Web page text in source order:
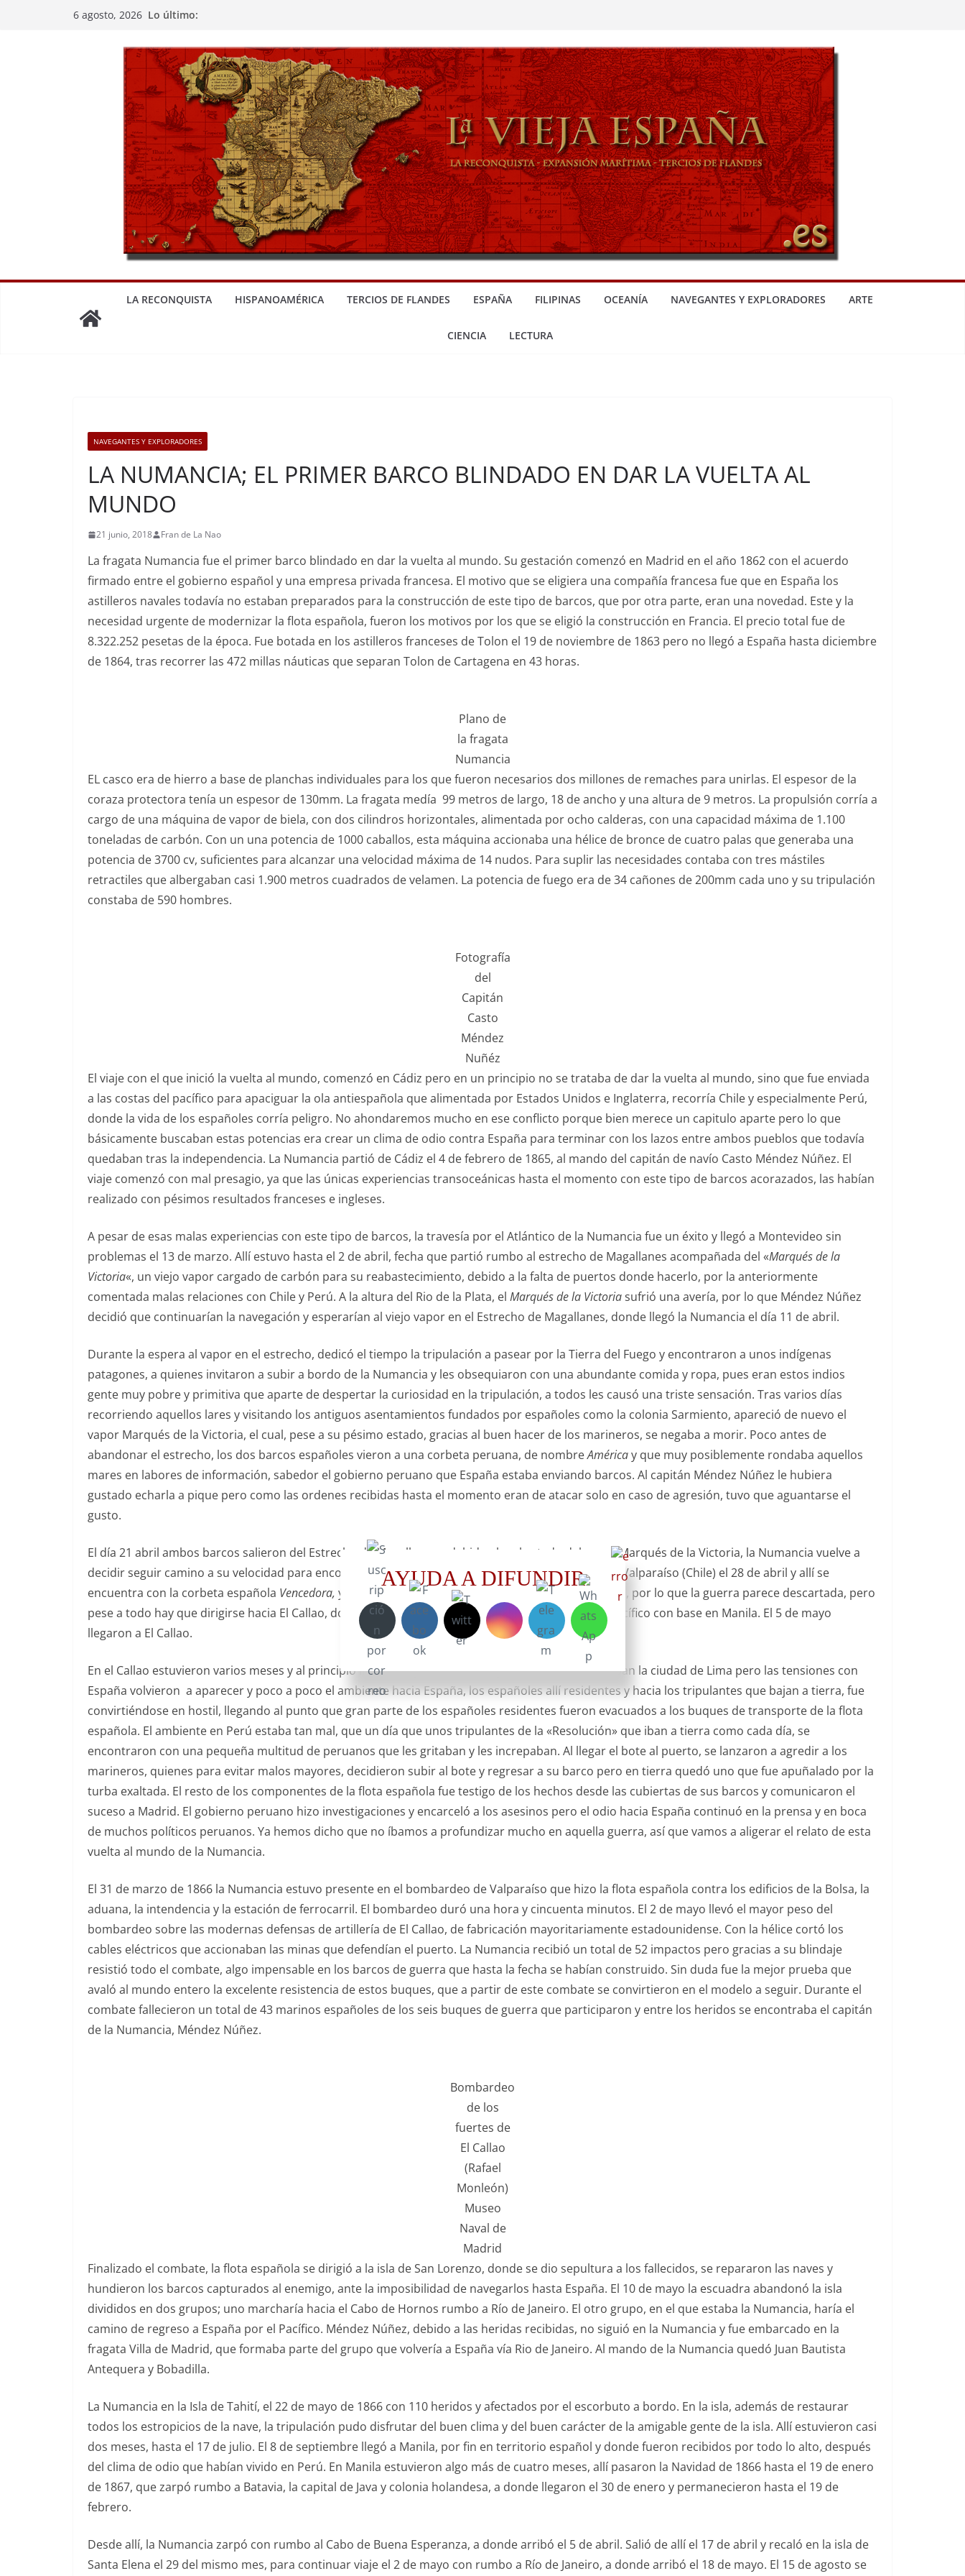
6 agosto, 2026 Lo último:
LA RECONQUISTA HISPANOAMÉRICA TERCIOS DE FLANDES ESPAÑA FILIPINAS OCEANÍA NAVEGANTES Y EXPLORADORES ARTE
CIENCIA LECTURA
NAVEGANTES Y EXPLORADORES
LA NUMANCIA; EL PRIMER BARCO BLINDADO EN DAR LA VUELTA AL
MUNDO
21 junio, 2018 Fran de La Nao
La fragata Numancia fue el primer barco blindado en dar la vuelta al mundo. Su gestación comenzó en Madrid en el año 1862 con el acuerdo
firmado entre el gobierno español y una empresa privada francesa. El motivo que se eligiera una compañía francesa fue que en España los
astilleros navales todavía no estaban preparados para la construcción de este tipo de barcos, que por otra parte, eran una novedad. Este y la
necesidad urgente de modernizar la flota española, fueron los motivos por los que se eligió la construcción en Francia. El precio total fue de
8.322.252 pesetas de la época. Fue botada en los astilleros franceses de Tolon el 19 de noviembre de 1863 pero no llegó a España hasta diciembre
de 1864, tras recorrer las 472 millas náuticas que separan Tolon de Cartagena en 43 horas.
Plano de
la fragata
Numancia
EL casco era de hierro a base de planchas individuales para los que fueron necesarios dos millones de remaches para unirlas. El espesor de la
coraza protectora tenía un espesor de 130mm. La fragata medía 99 metros de largo, 18 de ancho y una altura de 9 metros. La propulsión corría a
cargo de una máquina de vapor de biela, con dos cilindros horizontales, alimentada por ocho calderas, con una capacidad máxima de 1.100
toneladas de carbón. Con un una potencia de 1000 caballos, esta máquina accionaba una hélice de bronce de cuatro palas​ que generaba una
potencia de 3700 cv, suficientes para alcanzar una velocidad máxima de 14 nudos. Para suplir las necesidades contaba con tres mástiles
retractiles que albergaban casi 1.900 metros cuadrados de velamen. La potencia de fuego era de 34 cañones de 200mm cada uno y su tripulación
constaba de 590 hombres.
Fotografía
del
Capitán
Casto
Méndez
Nuñéz
El viaje con el que inició la vuelta al mundo, comenzó en Cádiz pero en un principio no se trataba de dar la vuelta al mundo, sino que fue enviada
a las costas del pacífico para apaciguar la ola antiespañola que alimentada por Estados Unidos e Inglaterra, recorría Chile y especialmente Perú,
donde la vida de los españoles corría peligro. No ahondaremos mucho en ese conflicto porque bien merece un capitulo aparte pero lo que
básicamente buscaban estas potencias era crear un clima de odio contra España para terminar con los lazos entre ambos pueblos que todavía
quedaban tras la independencia. La Numancia partió de Cádiz el 4 de febrero de 1865, al mando del capitán de navío Casto Méndez Núñez. El
viaje comenzó con mal presagio, ya que las únicas experiencias transoceánicas hasta el momento con este tipo de barcos acorazados, las habían
realizado con pésimos resultados franceses e ingleses.
A pesar de esas malas experiencias con este tipo de barcos, la travesía por el Atlántico de la Numancia fue un éxito y llegó a Montevideo sin
problemas el 13 de marzo. Allí estuvo hasta el 2 de abril, fecha que partió rumbo al estrecho de Magallanes acompañada del «Marqués de la
Victoria«, un viejo vapor cargado de carbón para su reabastecimiento, debido a la falta de puertos donde hacerlo, por la anteriormente
comentada malas relaciones con Chile y Perú. A la altura del Rio de la Plata, el Marqués de la Victoriasufrió una avería, por lo que Méndez Núñez
decidió que continuarían la navegación y esperarían al viejo vapor en el Estrecho de Magallanes, donde llegó la Numancia el día 11 de abril.
Durante la espera al vapor en el estrecho, dedicó el tiempo la tripulación a pasear por la Tierra del Fuego y encontraron a unos indígenas
patagones, a quienes invitaron a subir a bordo de la Numancia y les obsequiaron con una abundante comida y ropa, pues eran estos indios
gente muy pobre y primitiva que aparte de despertar la curiosidad en la tripulación, a todos les causó una triste sensación. Tras varios días
recorriendo aquellos lares y visitando los antiguos asentamientos fundados por españoles como la colonia Sarmiento, apareció de nuevo el
vapor Marqués de la Victoria, el cual, pese a su pésimo estado, gracias al buen hacer de los marineros, se negaba a morir. Poco antes de
abandonar el estrecho, los dos barcos españoles vieron a una corbeta peruana, de nombreAméricay que muy posiblemente rondaba aquellos
mares en labores de información, sabedor el gobierno peruano que España estaba enviando barcos. Al capitán Méndez Núñez le hubiera
gustado echarla a pique pero como las ordenes recibidas hasta el momento eran de atacar solo en caso de agresión, tuvo que aguantarse el
gusto.
El día 21 abril ambos barcos salieron del Estrecho de Magallanes y debido al mal estado del vapor Marqués de la Victoria, la Numancia vuelve a
decidir seguir camino a su velocidad para encontrarse más tarde en El Callao. La Numancia llegó a Valparaíso (Chile) el 28 de abril y allí se
encuentra con la corbeta española Vencedora, y les cuentan que se va a firmar un acuerdo con Perú, por lo que la guerra parece descartada, pero
pese a todo hay que dirigirse hacia El Callao, donde está fondeada parte de la flota española del Pacífico con base en Manila. El 5 de mayo
llegaron a El Callao.
En el Callao estuvieron varios meses y al principio incluso bajaban a puerto y los tripulantes visitaban la ciudad de Lima pero las tensiones con
España volvieron a aparecer y poco a poco el ambiente hacia España, los españoles allí residentes y hacia los tripulantes que bajan a tierra, fue
convirtiéndose en hostil, llegando al punto que gran parte de los españoles residentes fueron evacuados a los buques de transporte de la flota
española. El ambiente en Perú estaba tan mal, que un día que unos tripulantes de la «Resolución» que iban a tierra como cada día, se
encontraron con una pequeña multitud de peruanos que les gritaban y les increpaban. Al llegar el bote al puerto, se lanzaron a agredir a los
marineros, quienes para evitar malos mayores, decidieron subir al bote y regresar a su barco pero en tierra quedó uno que fue apuñalado por la
turba exaltada. El resto de los componentes de la flota española fue testigo de los hechos desde las cubiertas de sus barcos y comunicaron el
suceso a Madrid. El gobierno peruano hizo investigaciones y encarceló a los asesinos pero el odio hacia España continuó en la prensa y en boca
de muchos políticos peruanos. Ya hemos dicho que no íbamos a profundizar mucho en aquella guerra, así que vamos a aligerar el relato de esta
vuelta al mundo de la Numancia.
El 31 de marzo de 1866 la Numancia estuvo presente en el bombardeo de Valparaíso que hizo la flota española contra los edificios de la Bolsa, la
aduana, la intendencia y la estación de ferrocarril. El bombardeo duró una hora y cincuenta minutos. El 2 de mayo llevó el mayor peso del
bombardeo sobre las modernas defensas de artillería de El Callao, de fabricación mayoritariamente estadounidense. Con la hélice cortó los
cables eléctricos que accionaban las minas que defendían el puerto. La Numancia recibió un total de 52 impactos pero gracias a su blindaje
resistió todo el combate, algo impensable en los barcos de guerra que hasta la fecha se habían construido. Sin duda fue la mejor prueba que
avaló al mundo entero la excelente resistencia de estos buques, que a partir de este combate se convirtieron en el modelo a seguir. Durante el
combate fallecieron un total de 43 marinos españoles de los seis buques de guerra que participaron y entre los heridos se encontraba el capitán
de la Numancia, Méndez Núñez.
Bombardeo
de los
fuertes de
El Callao
(Rafael
Monleón)
Museo
Naval de
Madrid
Finalizado el combate, la flota española se dirigió a la isla de San Lorenzo, donde se dio sepultura a los fallecidos, se repararon las naves y
hundieron los barcos capturados al enemigo, ante la imposibilidad de navegarlos hasta España. El 10 de mayo la escuadra abandonó la isla
divididos en dos grupos; uno marcharía hacia el Cabo de Hornos rumbo a Río de Janeiro. El otro grupo, en el que estaba la Numancia, haría el
camino de regreso a España por el Pacífico. Méndez Núñez, debido a las heridas recibidas, no siguió en la Numancia y fue embarcado en la
fragata Villa de Madrid, que formaba parte del grupo que volvería a España vía Rio de Janeiro. Al mando de la Numancia quedó Juan Bautista
Antequera y Bobadilla.
La Numancia en la Isla de Tahití, el 22 de mayo de 1866 con 110 heridos y afectados por el escorbuto a bordo. En la isla, además de restaurar
todos los estropicios de la nave, la tripulación pudo disfrutar del buen clima y del buen carácter de la amigable gente de la isla. Allí estuvieron casi
dos meses, hasta el 17 de julio. El 8 de septiembre llegó a Manila, por fin en territorio español y donde fueron recibidos por todo lo alto, después
del clima de odio que habían vivido en Perú. En Manila estuvieron algo más de cuatro meses, allí pasaron la Navidad de 1866 hasta el 19 de enero
de 1867, que zarpó rumbo a Batavia, la capital de Java y colonia holandesa, a donde llegaron el 30 de enero y permanecieron hasta el 19 de
febrero.
Desde allí, la Numancia zarpó con rumbo al Cabo de Buena Esperanza, a donde arribó el 5 de abril. Salió de allí el 17 de abril y recaló en la isla de
Santa Elena el 29 del mismo mes, para continuar viaje el 2 de mayo con rumbo a Río de Janeiro, a donde arribó el 18 de mayo. El 15 de agosto​ se
AYUDA A DIFUNDIR